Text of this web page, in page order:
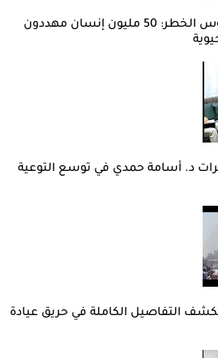
وزير الصحة يدق ناقوس الخطر: 50 مليون إنسان مهددون
د. أسامة حمدي في توسع التوعية
التفاصيل الكاملة في حريق عيادة